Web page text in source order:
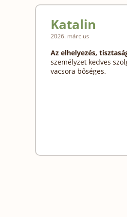
Katalin
2026. március
Az elhelyezés,
személyzet kedves
vacsora bőséges.